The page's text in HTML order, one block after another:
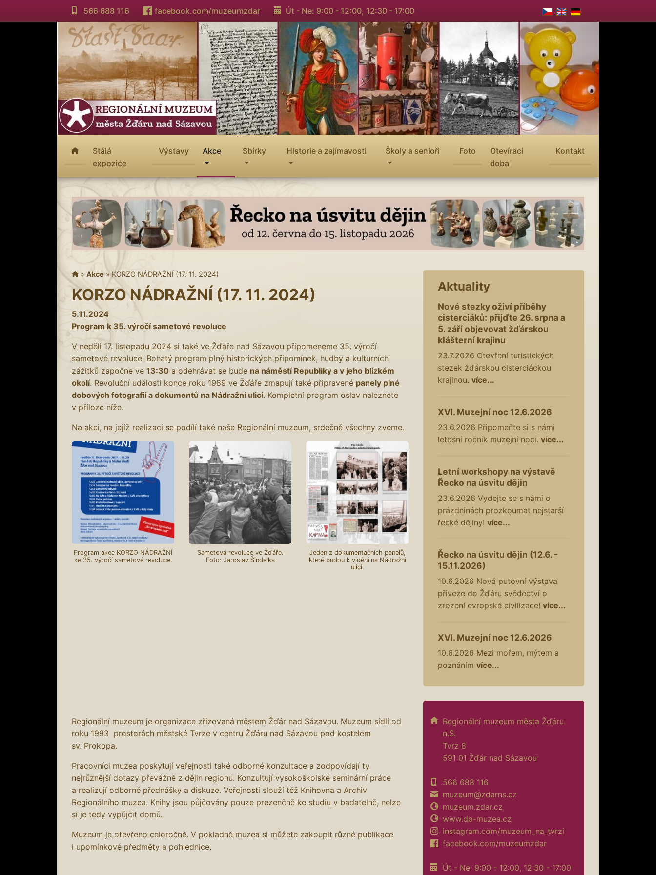
566 688 116 facebook.com/muzeumzdar Út - Ne: 9:00 - 12:00, 12:30 - 17:00
Stálá
expozice
Výstavy Akce Sbírky Historie a zajímavosti Školy a senioři Foto
Otevírací
doba
Kontakt
Aktuality
Nové stezky oživí příběhy
cisterciáků: přijďte 26. srpna a
5. září objevovat žďárskou
klášterní krajinu
23.7.2026 Otevření turistických
stezek žďárskou cisterciáckou
krajinou. více...
XVI. Muzejní noc 12.6.2026
23.6.2026 Připomeňte si s námi
letošní ročník muzejní noci. více...
Letní workshopy na výstavě
Řecko na úsvitu dějin
23.6.2026 Vydejte se s námi o
prázdninách prozkoumat nejstarší
řecké dějiny! více...
Řecko na úsvitu dějin (12.6. -
15.11.2026)
10.6.2026 Nová putovní výstava
přiveze do Žďáru svědectví o
zrození evropské civilizace! více...
XVI. Muzejní noc 12.6.2026
10.6.2026 Mezi mořem, mýtem a
poznáním více...
» Akce » KORZO NÁDRAŽNÍ (17. 11. 2024)
KORZO NÁDRAŽNÍ (17. 11. 2024)
5.11.2024
Program k 35. výročí sametové revoluce
V neděli 17. listopadu 2024 si také ve Žďáře nad Sázavou připomeneme 35. výročí
sametové revoluce. Bohatý program plný historických připomínek, hudby a kulturních
zážitků započne ve 13:30 a odehrávat se bude na náměstí Republiky a v jeho blízkém
okolí. Revoluční události konce roku 1989 ve Žďáře zmapují také připravené panely plné
dobových fotografií a dokumentů na Nádražní ulici. Kompletní program oslav naleznete
v příloze níže.
Na akci, na jejíž realizaci se podílí také naše Regionální muzeum, srdečně všechny zveme.
Program akce KORZO NÁDRAŽNÍ
ke 35. výročí sametové revoluce.
Sametová revoluce ve Žďáře.
Foto: Jaroslav Šindelka
Jeden z dokumentačních panelů,
které budou k vidění na Nádražní
ulici.
Regionální muzeum je organizace zřizovaná městem Žďár nad Sázavou. Muzeum sídlí od
roku 1993 prostorách městské Tvrze v centru Žďáru nad Sázavou pod kostelem
sv. Prokopa.
Pracovníci muzea poskytují veřejnosti také odborné konzultace a zodpovídají ty
nejrůznější dotazy převážně z dějin regionu. Konzultují vysokoškolské seminární práce
a realizují odborné přednášky a diskuze. Veřejnosti slouží též Knihovna a Archiv
Regionálního muzea. Knihy jsou půjčovány pouze prezenčně ke studiu v badatelně, nelze
si je tedy vypůjčit domů.
Muzeum je otevřeno celoročně. V pokladně muzea si můžete zakoupit různé publikace
i upomínkové předměty a pohlednice.
Regionální muzeum města Žďáru
n.S.
Tvrz 8
591 01 Žďár nad Sázavou
566 688 116
muzeum@zdarns.cz
muzeum.zdar.cz
www.do-muzea.cz
instagram.com/muzeum_na_tvrzi
facebook.com/muzeumzdar
Út - Ne: 9:00 - 12:00, 12:30 - 17:00